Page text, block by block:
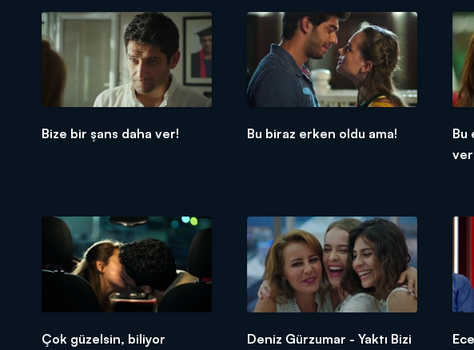
Bize bir şans daha ver! Bu biraz erken oldu ama!
Bu
Çok güzelsin, biliyor
Deniz Gürzumar - Yaktı Bizi